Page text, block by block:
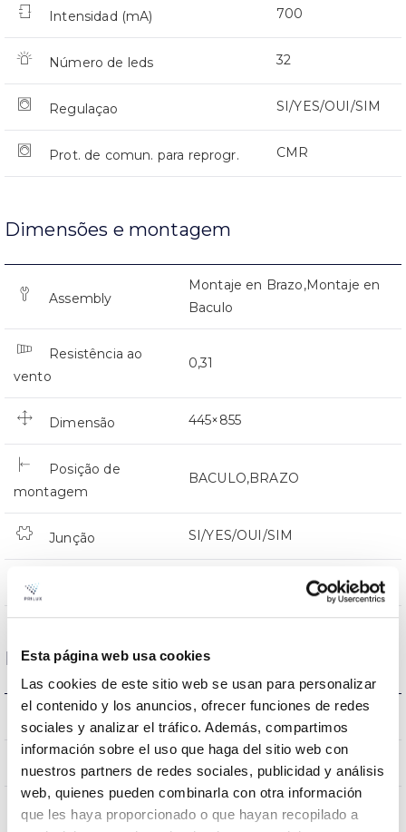
Esta página web usa cookies
Las cookies de este sitio web se usan para personalizar
el contenido y los anuncios, ofrecer funciones de redes
sociales y analizar el tráfico. Además, compartimos
información sobre el uso que haga del sitio web con
nuestros partners de redes sociales, publicidad y análisis
web, quienes pueden combinarla con otra información
que les haya proporcionado o que hayan recopilado a
Intensidad (mA) 700
Número de leds 32
Regulaçao SI/YES/OUI/SIM
Prot. de comun. para reprogr. CMR
Dimensões e montagem
Assembly
Montaje en Brazo,Montaje en
Baculo
Resistência ao
vento
0,31
Dimensão 445×855
Posição de
montagem
BACULO,BRAZO
Junção SI/YES/OUI/SIM
Dados ópticos
Temperatura de cor 4000k
CRI Índice de repr. cromática
Óptica VA